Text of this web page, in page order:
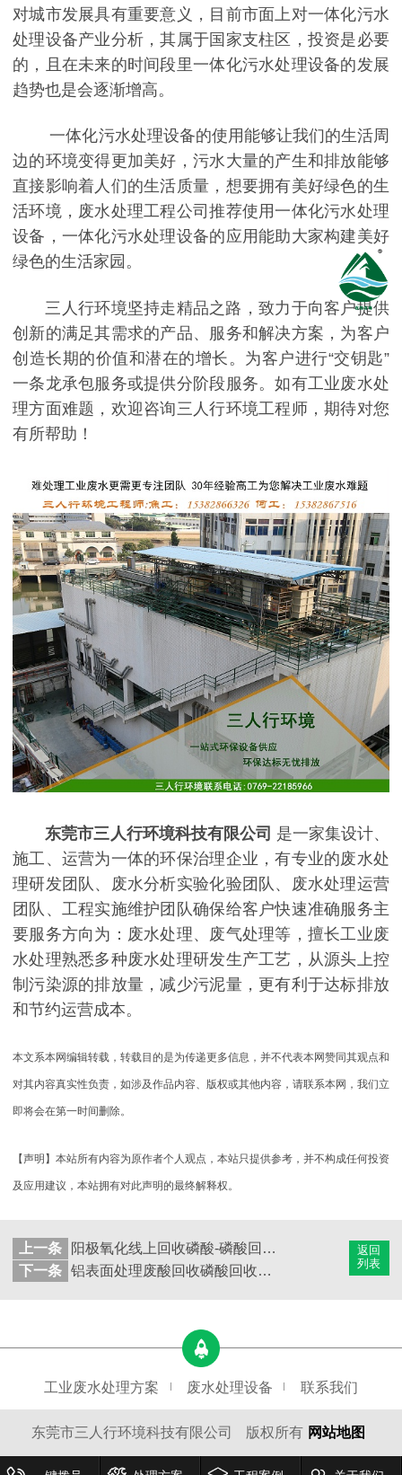
对城市发展具有重要意义，目前市面上对一体化污水
处理设备产业分析，其属于国家支柱区，投资是必要
的，且在未来的时间段里一体化污水处理设备的发展
趋势也是会逐渐增高。
一体化污水处理设备的使用能够让我们的生活周
边的环境变得更加美好，污水大量的产生和排放能够
直接影响着人们的生活质量，想要拥有美好绿色的生
活环境，废水处理工程公司推荐使用一体化污水处理
设备，一体化污水处理设备的应用能助大家构建美好
绿色的生活家园。
三人行环境坚持走精品之路，致力于向客户提供
创新的满足其需求的产品、服务和解决方案，为客户
创造长期的价值和潜在的增长。为客户进行“交钥匙”
一条龙承包服务或提供分阶段服务。如有工业废水处
理方面难题，欢迎咨询三人行环境工程师，期待对您
有所帮助！
东莞市三人行环境科技有限公司 是一家集设计、
施工、运营为一体的环保治理企业，有专业的废水处
理研发团队、废水分析实验化验团队、废水处理运营
团队、工程实施维护团队确保给客户快速准确服务主
要服务方向为：废水处理、废气处理等，擅长工业废
水处理熟悉多种废水处理研发生产工艺，从源头上控
制污染源的排放量，减少污泥量，更有利于达标排放
和节约运营成本。
本文系本网编辑转载，转载目的是为传递更多信息，并不代表本网赞同其观点和
对其内容真实性负责，如涉及作品内容、版权或其他内容，请联系本网，我们立
即将会在第一时间删除。
【声明】本站所有内容为原作者个人观点，本站只提供参考，并不构成任何投资
及应用建议，本站拥有对此声明的最终解释权。
返回
列表
上一条
阳极氧化线上回收磷酸-磷酸回收除铝设备
下一条
铝表面处理废酸回收磷酸回收除铝设备
工业废水处理方案 废水处理设备 联系我们
东莞市三人行环境科技有限公司 版权所有 网站地图